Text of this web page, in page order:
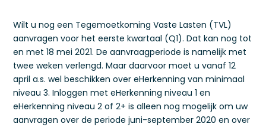
Wilt u nog een Tegemoetkoming Vaste Lasten (TVL)
aanvragen voor het eerste kwartaal (Q1). Dat kan nog tot
en met 18 mei 2021. De aanvraagperiode is namelijk met
twee weken verlengd. Maar daarvoor moet u vanaf 12
april a.s. wel beschikken over eHerkenning van minimaal
niveau 3. Inloggen met eHerkenning niveau 1 en
eHerkenning niveau 2 of 2+ is alleen nog mogelijk om uw
aanvragen over de periode juni-september 2020 en over